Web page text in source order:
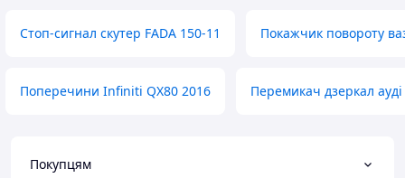
Стоп-сигнал скутер FADA 150-11 Покажчик повороту
Поперечини Infiniti QX80 2016 Перемикач дзеркал
Покупцям